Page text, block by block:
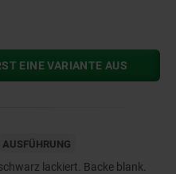
EINE VARIANTE AUS
AUSFÜHRUNG
lackiert. Backe blank.